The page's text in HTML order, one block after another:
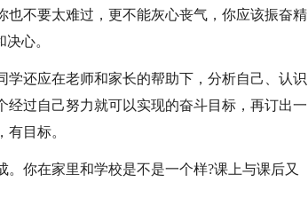
不要太难过，更不能灰心丧气，你应该振奋精
心。
还应在老师和家长的帮助下，分析自己、认识
过自己努力就可以实现的奋斗目标，再订出一
目标。
你在家里和学校是不是一个样?课上与课后又